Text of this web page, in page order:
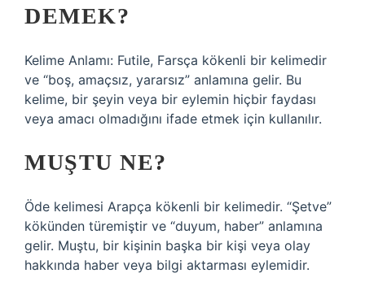
DEMEK?
Kelime Anlamı: Futile, Farsça kökenli bir kelimedir
ve “boş, amaçsız, yararsız” anlamına gelir. Bu
kelime, bir şeyin veya bir eylemin hiçbir faydası
veya amacı olmadığını ifade etmek için kullanılır.
MUŞTU NE?
Öde kelimesi Arapça kökenli bir kelimedir. “Şetve”
kökünden türemiştir ve “duyum, haber” anlamına
gelir. Muştu, bir kişinin başka bir kişi veya olay
hakkında haber veya bilgi aktarması eylemidir.